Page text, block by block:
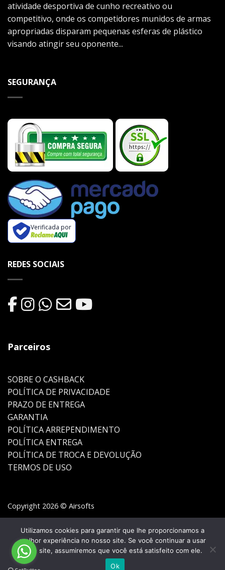
atividade desportiva de cunho recreativo ou
competitivo, onde os competidores munidos de armas
apropriadas disparam pequenas esferas de plástico
visando atingir seu oponente...
SEGURANÇA
Verificada por
REDES SOCIAIS
Parceiros
SOBRE O CASHBACK
POLÍTICA DE PRIVACIDADE
PRAZO DE ENTREGA
GARANTIA
POLÍTICA ARREPENDIMENTO
POLÍTICA ENTREGA
POLÍTICA DE TROCA E DEVOLUÇÃO
TERMOS DE USO
Copyright 2026 © Airsofts
Utilizamos cookies para garantir que lhe proporcionamos a
melhor experiência no nosso site. Se você continuar a usar
este site, assumiremos que você está satisfeito com ele.
Ok